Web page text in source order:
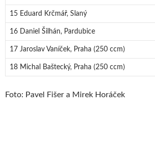
15 Eduard Krčmář, Slaný
16 Daniel Šilhán, Pardubice
17 Jaroslav Vaníček, Praha (250 ccm)
18 Michal Baštecký, Praha (250 ccm)
Foto: Pavel Fišer a Mirek Horáček